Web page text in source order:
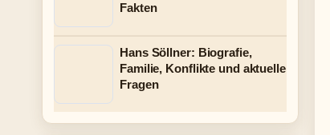
Fakten
Hans Söllner: Biografie,
Familie, Konflikte und aktuelle
Fragen